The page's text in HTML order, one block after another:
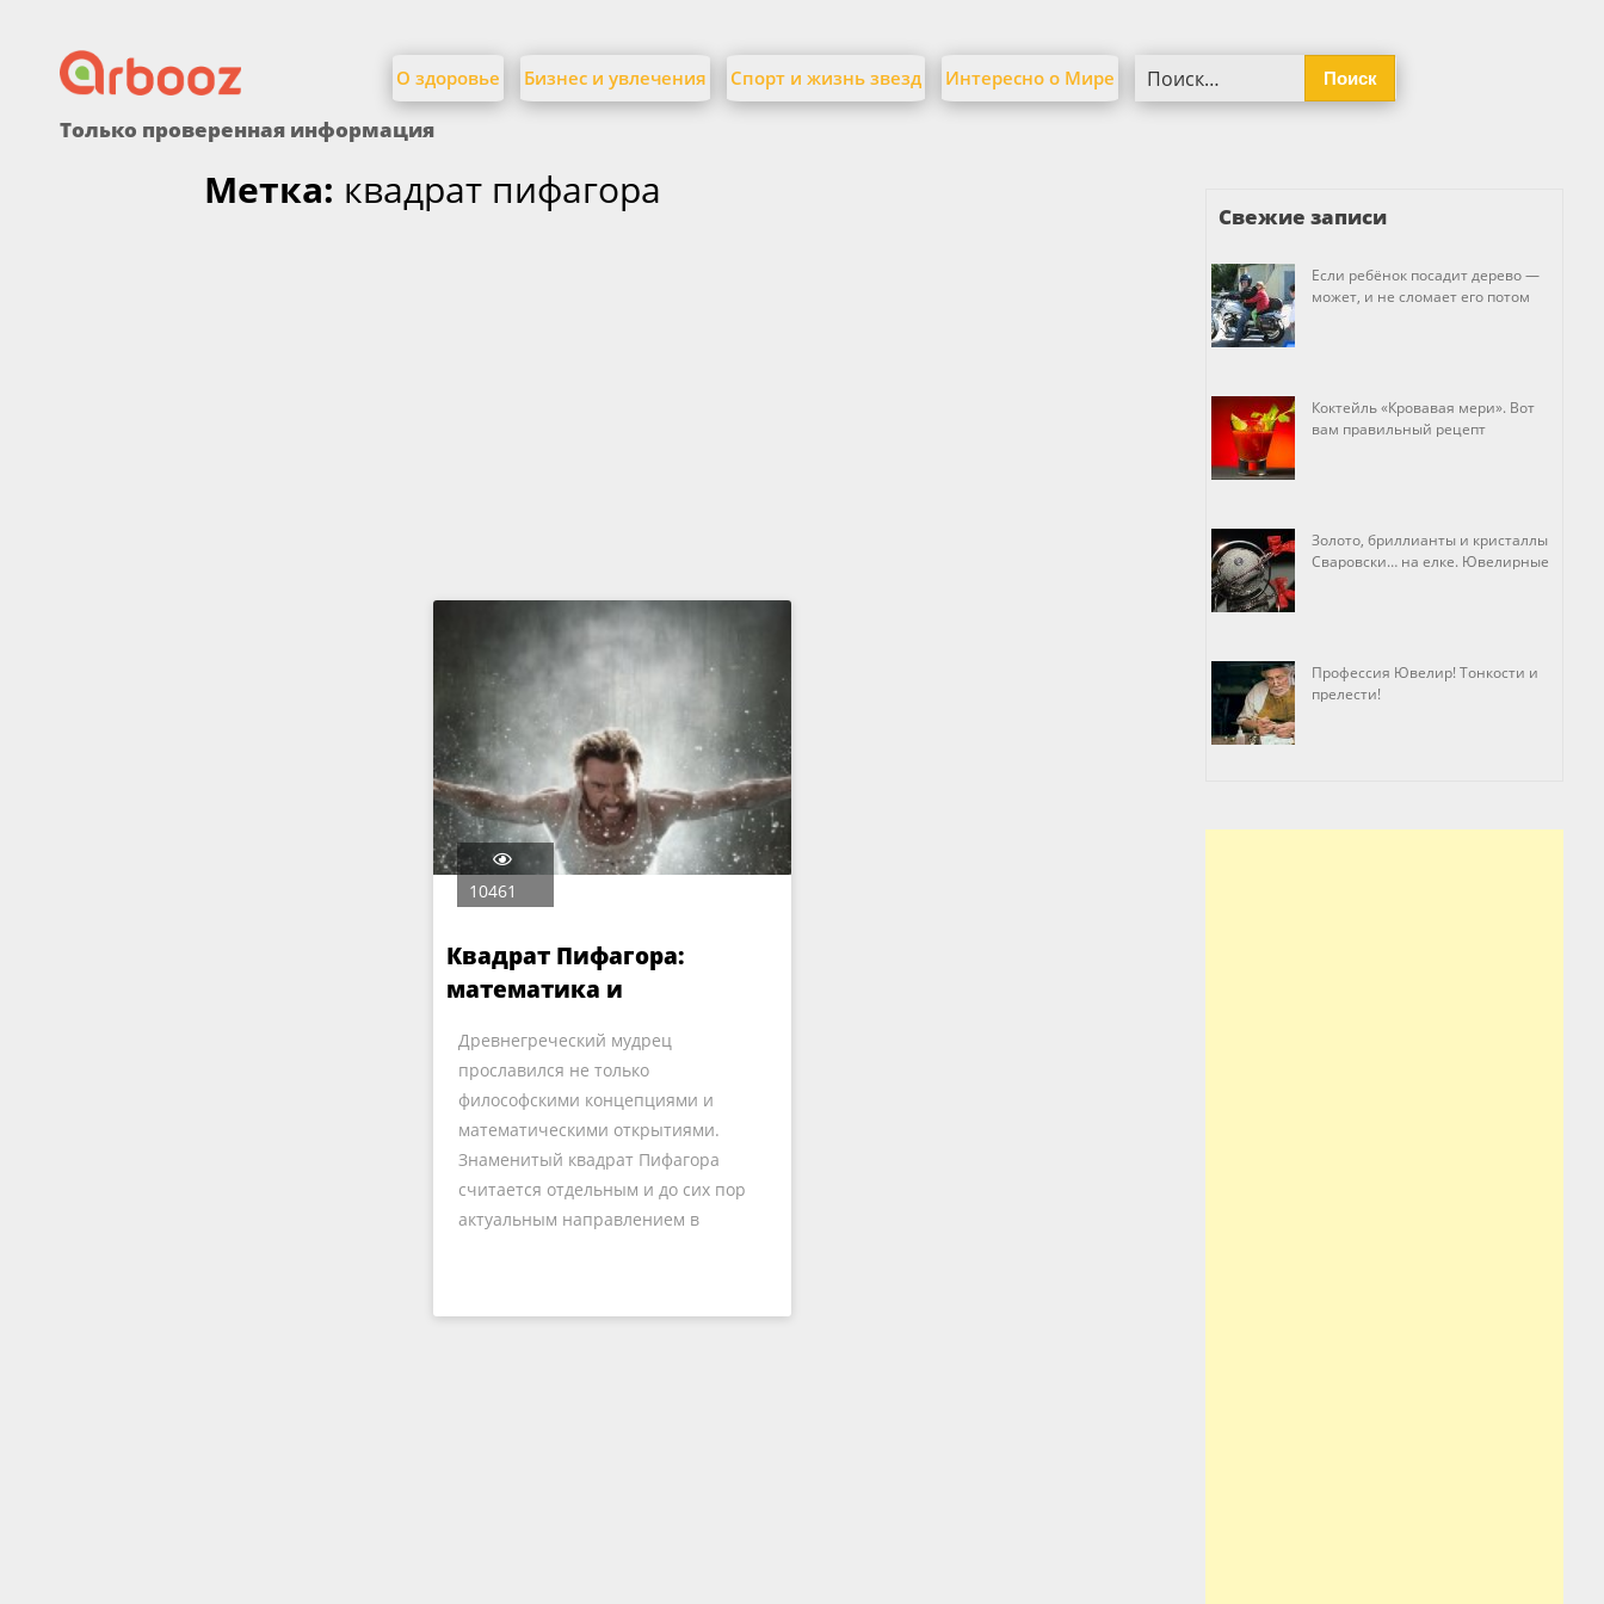
to
content
О здоровье Бизнес и увлечения Спорт и жизнь звезд Интересно о Мире
Только проверенная информация
Метка: квадрат пифагора
10461
Квадрат Пифагора:
математика и
Древнегреческий мудрец
прославился не только
философскими концепциями и
математическими открытиями.
Знаменитый квадрат Пифагора
считается отдельным и до сих пор
актуальным направлением в
Свежие записи
Если ребёнок посадит дерево —
может, и не сломает его потом
Коктейль «Кровавая мери». Вот
вам правильный рецепт
Золото, бриллианты и кристаллы
Сваровски… на елке. Ювелирные
Профессия Ювелир! Тонкости и
прелести!